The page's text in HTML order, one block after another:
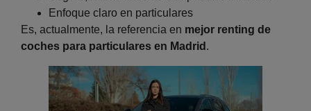
Enfoque claro en particulares
Es, actualmente, la referencia en mejor renting de
coches para particulares en Madrid .